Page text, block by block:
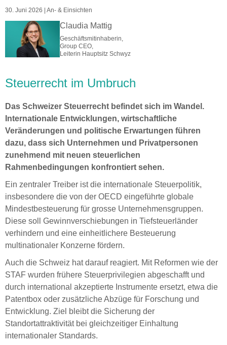
30. Juni 2026 | An- & Einsichten
Claudia Mattig
Geschäftsmitinhaberin,
Group CEO,
Leiterin Hauptsitz Schwyz
Steuerrecht im Umbruch
Das Schweizer Steuerrecht befindet sich im Wandel.
Internationale Entwicklungen, wirtschaftliche
Veränderungen und politische Erwartungen führen
dazu, dass sich Unternehmen und Privatpersonen
zunehmend mit neuen steuerlichen
Rahmenbedingungen konfrontiert sehen.
Ein zentraler Treiber ist die internationale Steuerpolitik,
insbesondere die von der OECD eingeführte globale
Mindestbesteuerung für grosse Unternehmensgruppen.
Diese soll Gewinnverschiebungen in Tiefsteuerländer
verhindern und eine einheitlichere Besteuerung
multinationaler Konzerne fördern.
Auch die Schweiz hat darauf reagiert. Mit Reformen wie der
STAF wurden frühere Steuerprivilegien abgeschafft und
durch international akzeptierte Instrumente ersetzt, etwa die
Patentbox oder zusätzliche Abzüge für Forschung und
Entwicklung. Ziel bleibt die Sicherung der
Standortattraktivität bei gleichzeitiger Einhaltung
internationaler Standards.